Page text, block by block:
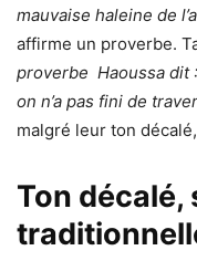
mauvaise haleine de
affirme un proverbe.
proverbe Haoussa dit
on n’a pas fini de
malgré leur ton
Ton décalé,